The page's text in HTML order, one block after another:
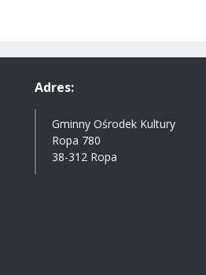
Adres:
Gminny Ośrodek Kultury
Ropa 780
38-312 Ropa